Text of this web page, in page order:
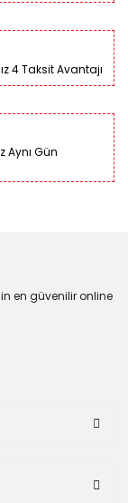
4 Taksit Avantajı
Aynı Gün
en güvenilir online